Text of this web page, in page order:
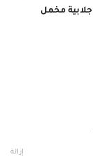
جلابية مخمل
إزالة